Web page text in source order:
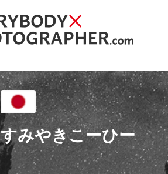
すみやきこーひー